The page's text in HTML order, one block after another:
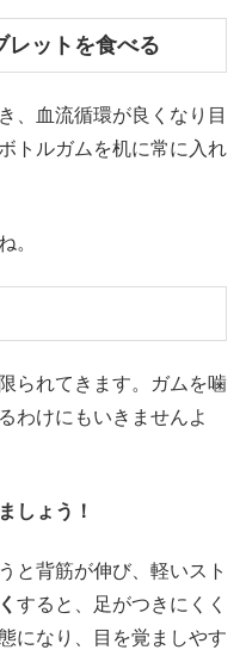
レットを食べる
、血流循環が良くなり目
トルガムを机に常に入れ
。
られてきます。ガムを噛
わけにもいきませんよ
しょう！
と背筋が伸び、軽いスト
すると、足がつきにくく
になり、目を覚ましやす